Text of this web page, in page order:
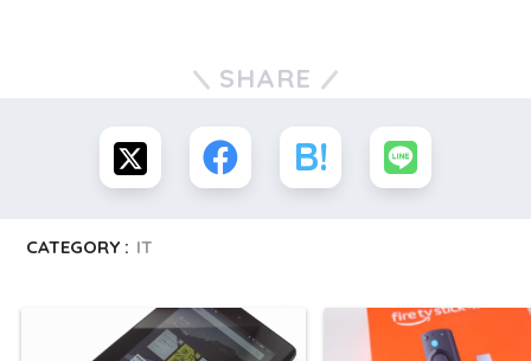
SHARE
CATEGORY : IT